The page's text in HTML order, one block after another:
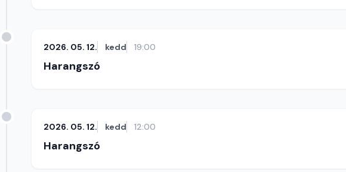
2026. 05. 12. kedd 19:00
Harangszó
2026. 05. 12. kedd 12:00
Harangszó